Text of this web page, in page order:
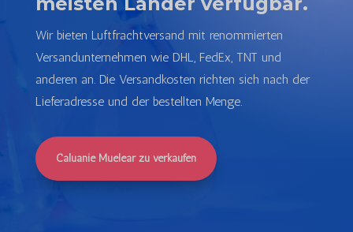
Wir bieten Luftfrachtversand mit renommierten
Versandunternehmen wie DHL, FedEx, TNT und
anderen an. Die Versandkosten richten sich nach der
Lieferadresse und der bestellten Menge.
Caluanie Muelear zu verkaufen